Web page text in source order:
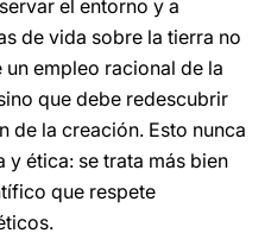
el entorno y a
de vida sobre la tierra no
empleo racional de la
que debe redescubrir
de la creación. Esto nunca
ética: se trata más bien
que respete